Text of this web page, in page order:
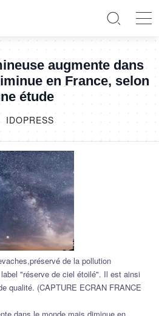
augmente dans
en France, selon
étude
IDOPRESS
de la pollution
"réserve de ciel étoilé". Il est ainsi
qualité. (CAPTURE ECRAN FRANCE
dans le monde mais diminue en